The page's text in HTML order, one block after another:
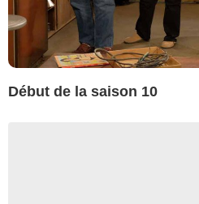
Début de la saison 10